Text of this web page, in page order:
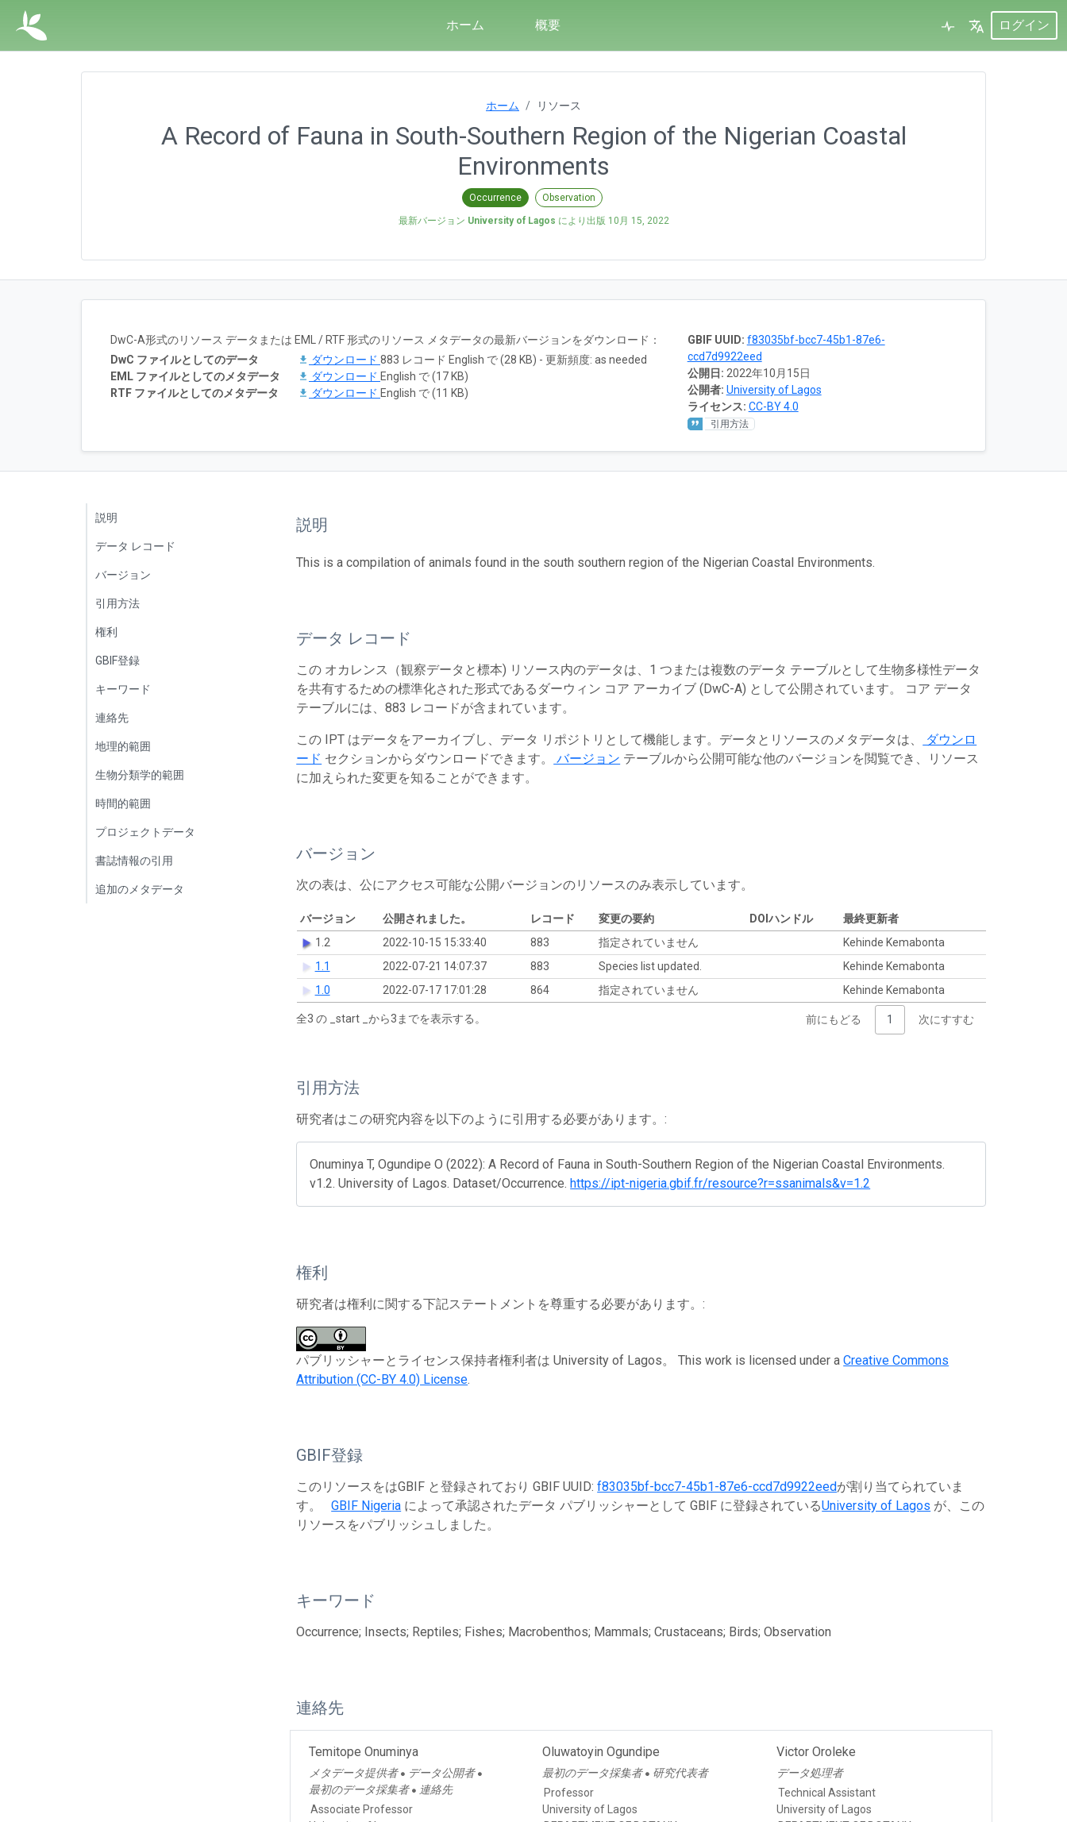
ホーム 概要 ログイン
ホーム リソース
A Record of Fauna in South-Southern Region of the Nigerian Coastal
Environments
Occurrence Observation
最新バージョン University of Lagos により出版 10月 15, 2022
GBIF UUID: f83035bf-bcc7-45b1-87e6-
ccd7d9922eed
公開日: 2022年10月15日
公開者: University of Lagos
ライセンス: CC-BY 4.0
引用方法
DwC-A形式のリソース データまたは EML / RTF 形式のリソース メタデータの最新バージョンをダウンロード：
DwC ファイルとしてのデータ
ダウンロード 883 レコード English で (28 KB) - 更新頻度: as needed
EML ファイルとしてのメタデータ
ダウンロード English で (17 KB)
RTF ファイルとしてのメタデータ
ダウンロード English で (11 KB)
説明
データ レコード
バージョン
引用方法
権利
GBIF登録
キーワード
連絡先
地理的範囲
生物分類学的範囲
時間的範囲
プロジェクトデータ
書誌情報の引用
追加のメタデータ
説明
This is a compilation of animals found in the south southern region of the Nigerian Coastal Environments.
データ レコード
この オカレンス（観察データと標本) リソース内のデータは、1 つまたは複数のデータ テーブルとして生物多様性データ
を共有するための標準化された形式であるダーウィン コア アーカイブ (DwC-A) として公開されています。 コア データ
テーブルには、883 レコードが含まれています。
この IPT はデータをアーカイブし、データ リポジトリとして機能します。データとリソースのメタデータは、
ダウンロ
ード セクションからダウンロードできます。 バージョン テーブルから公開可能な他のバージョンを閲覧でき、リソース
に加えられた変更を知ることができます。
バージョン
次の表は、公にアクセス可能な公開バージョンのリソースのみ表示しています。
バージョン 公開されました。 レコード 変更の要約 DOIハンドル
最終更新者
1.2
2022-10-15 15:33:40 883 指定されていません
Kehinde Kemabonta
1.1
2022-07-21 14:07:37 883 Species list updated.
Kehinde Kemabonta
1.0
2022-07-17 17:01:28 864 指定されていません Kehinde Kemabonta
全3 の _start _から3までを表示する。 前にもどる 1 次にすすむ
引用方法
研究者はこの研究内容を以下のように引用する必要があります。:
Onuminya T, Ogundipe O (2022): A Record of Fauna in South-Southern Region of the Nigerian Coastal Environments.
v1.2. University of Lagos. Dataset/Occurrence. https://ipt-nigeria.gbif.fr/resource?r=ssanimals&v=1.2
権利
研究者は権利に関する下記ステートメントを尊重する必要があります。:
パブリッシャーとライセンス保持者権利者は University of Lagos。 This work is licensed under aCreative Commons
Attribution (CC-BY 4.0) License.
GBIF登録
このリソースをはGBIF と登録されており GBIF UUID:f83035bf-bcc7-45b1-87e6-ccd7d9922eedが割り当てられていま
す。GBIF Nigeria によって承認されたデータ パブリッシャーとして GBIF に登録されているUniversity of Lagos が、この
リソースをパブリッシュしました。
キーワード
Occurrence; Insects; Reptiles; Fishes; Macrobenthos; Mammals; Crustaceans; Birds; Observation
連絡先
Temitope Onuminya
メタデータ提供者 ● データ公開者 ●
最初のデータ採集者 ● 連絡先
Associate Professor
Oluwatoyin Ogundipe
最初のデータ採集者 ● 研究代表者
Professor
University of Lagos
Victor Oroleke
データ処理者
Technical Assistant
University of Lagos